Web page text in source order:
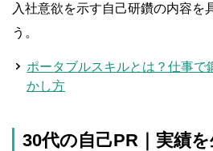
入社意欲を示す自己研鑽の内容を
う。
ポータブルスキルとは？仕事で
かし方
30代の自己PR｜実績